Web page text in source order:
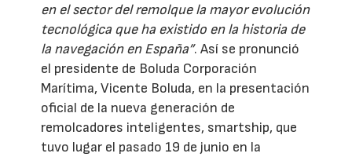
en el sector del remolque la mayor evolución
tecnológica que ha existido en la historia de
la navegación en España”. Así se pronunció
el presidente de Boluda Corporación
Marítima, Vicente Boluda, en la presentación
oficial de la nueva generación de
remolcadores inteligentes, smartship, que
tuvo lugar el pasado 19 de junio en la